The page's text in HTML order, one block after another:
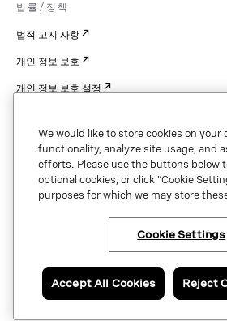
Copyright © 2026 Vonage. All rights reserved.
and other Vonage marks are registered
in the United States and other countries.
법률/정책
법적 고지 사항
개인 정보 보호
개인 정보 보호 설정
저작권
보안 및 신뢰
We would like to store cookies on your
functionality, analyze site usage, and
efforts. Please use the buttons below
optional cookies, or click “Cookie
purposes for which we may store
Cookie Settings
Reject
Accept All Cookies